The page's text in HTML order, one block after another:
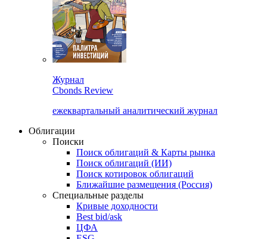
Cbonds Review
ежеквартальный аналитический журнал
Облигации
Поиски
Поиск облигаций & Карты рынка
Поиск облигаций (ИИ)
Поиск котировок облигаций
Ближайшие размещения (Россия)
Специальные разделы